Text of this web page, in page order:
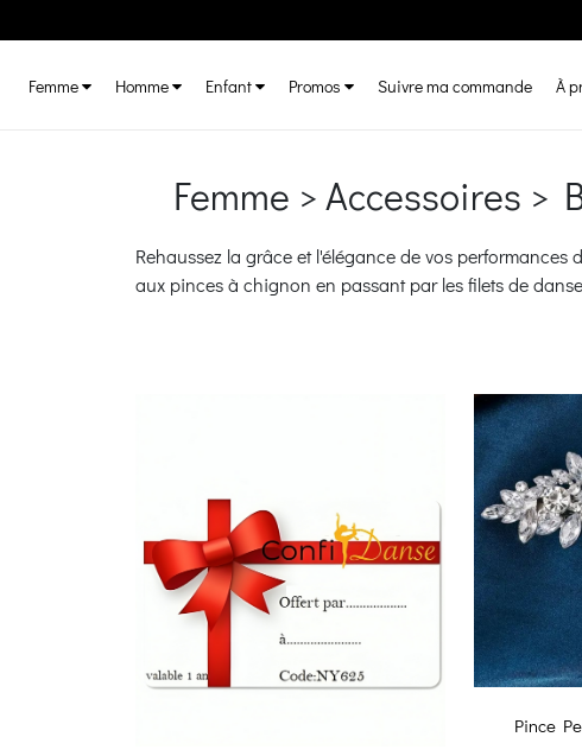
Femme Homme Enfant Promos Suivre ma commande À
Femme > Accessoires >
Rehaussez la grâce et l'élégance de vos
aux pinces à chignon en passant par les filets de
Pince